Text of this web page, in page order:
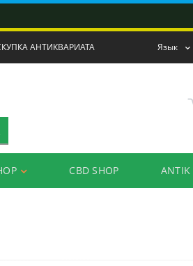
АНТИКВАРИАТА Язык
CBD SHOP ANTIK